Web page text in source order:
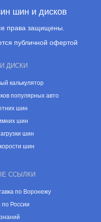
шин и дисков
права защищены.
публичной офертой
ДИСКИ
калькулятор
популярных авто
шин
шин
шин
шин
ССЫЛКИ
по Воронежу
по России